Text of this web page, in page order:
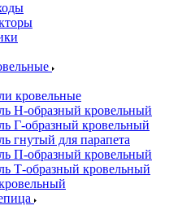
кровельные
H-образный кровельный
Г-образный кровельный
гнутый для парапета
П-образный кровельный
Т-образный кровельный